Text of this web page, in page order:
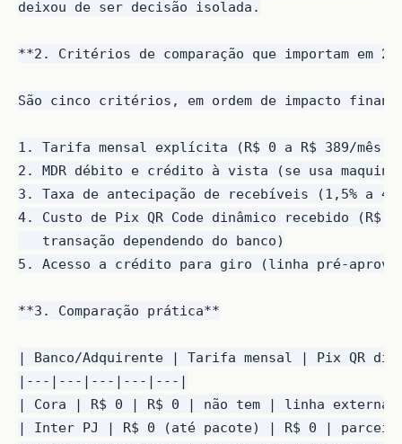
deixou de ser decisão isolada.
**2. Critérios de comparação que importam em
São cinco critérios, em ordem de impacto
1. Tarifa mensal explícita (R$ 0 a R$ 389/mês
2. MDR débito e crédito à vista (se usa
3. Taxa de antecipação de recebíveis (1,5% a
4. Custo de Pix QR Code dinâmico recebido (R$
   transação dependendo do banco)
5. Acesso a crédito para giro (linha pré-
**3. Comparação prática**
| Banco/Adquirente | Tarifa mensal | Pix QR
|---|---|---|---|---|
| Cora | R$ 0 | R$ 0 | não tem | linha externa
| Inter PJ | R$ 0 (até pacote) | R$ 0 |